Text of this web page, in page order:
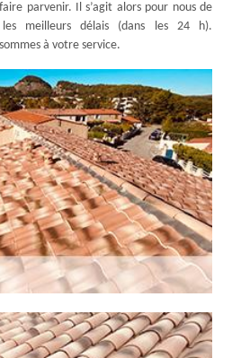
parvenir. Il s’agit alors pour nous de
meilleurs délais (dans les 24 h).
à votre service.